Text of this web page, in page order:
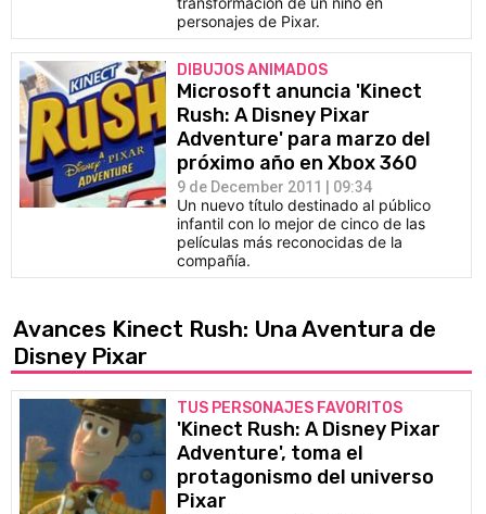
personajes de Pixar.
DIBUJOS ANIMADOS
Microsoft anuncia 'Kinect
Rush: A Disney Pixar
Adventure' para marzo del
próximo año en Xbox 360
9 de December 2011 | 09:34
Un nuevo título destinado al público
infantil con lo mejor de cinco de las
películas más reconocidas de la
compañía.
Avances Kinect Rush: Una Aventura de
Disney Pixar
TUS PERSONAJES FAVORITOS
'Kinect Rush: A Disney Pixar
Adventure', toma el
protagonismo del universo
Pixar